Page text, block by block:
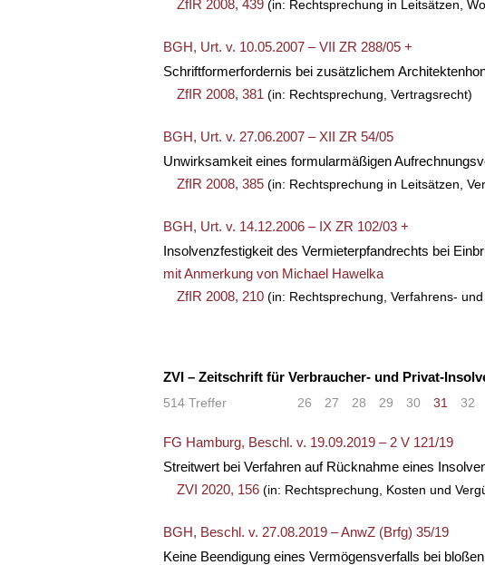
ZfIR 2008, 439 (in: Rechtsprechung in Leitsätzen,
BGH, Urt. v. 10.05.2007 – VII ZR 288/05 +
Schriftformerfordernis bei zusätzlichem
ZfIR 2008, 381 (in: Rechtsprechung, Vertragsrecht)
BGH, Urt. v. 27.06.2007 – XII ZR 54/05
Unwirksamkeit eines formularmäßigen
ZfIR 2008, 385 (in: Rechtsprechung in Leitsätzen,
BGH, Urt. v. 14.12.2006 – IX ZR 102/03 +
Insolvenzfestigkeit des Vermieterpfandrechts bei
mit Anmerkung von Michael Hawelka
ZfIR 2008, 210 (in: Rechtsprechung, Verfahrens-
ZVI – Zeitschrift für Verbraucher- und Privat-
514 Treffer 26 27 28 29 30 31 32
FG Hamburg, Beschl. v. 19.09.2019 – 2 V 121/19
Streitwert bei Verfahren auf Rücknahme eines
ZVI 2020, 156 (in: Rechtsprechung, Kosten und
BGH, Beschl. v. 27.08.2019 – AnwZ (Brfg) 35/19
Keine Beendigung eines Vermögensverfalls bei